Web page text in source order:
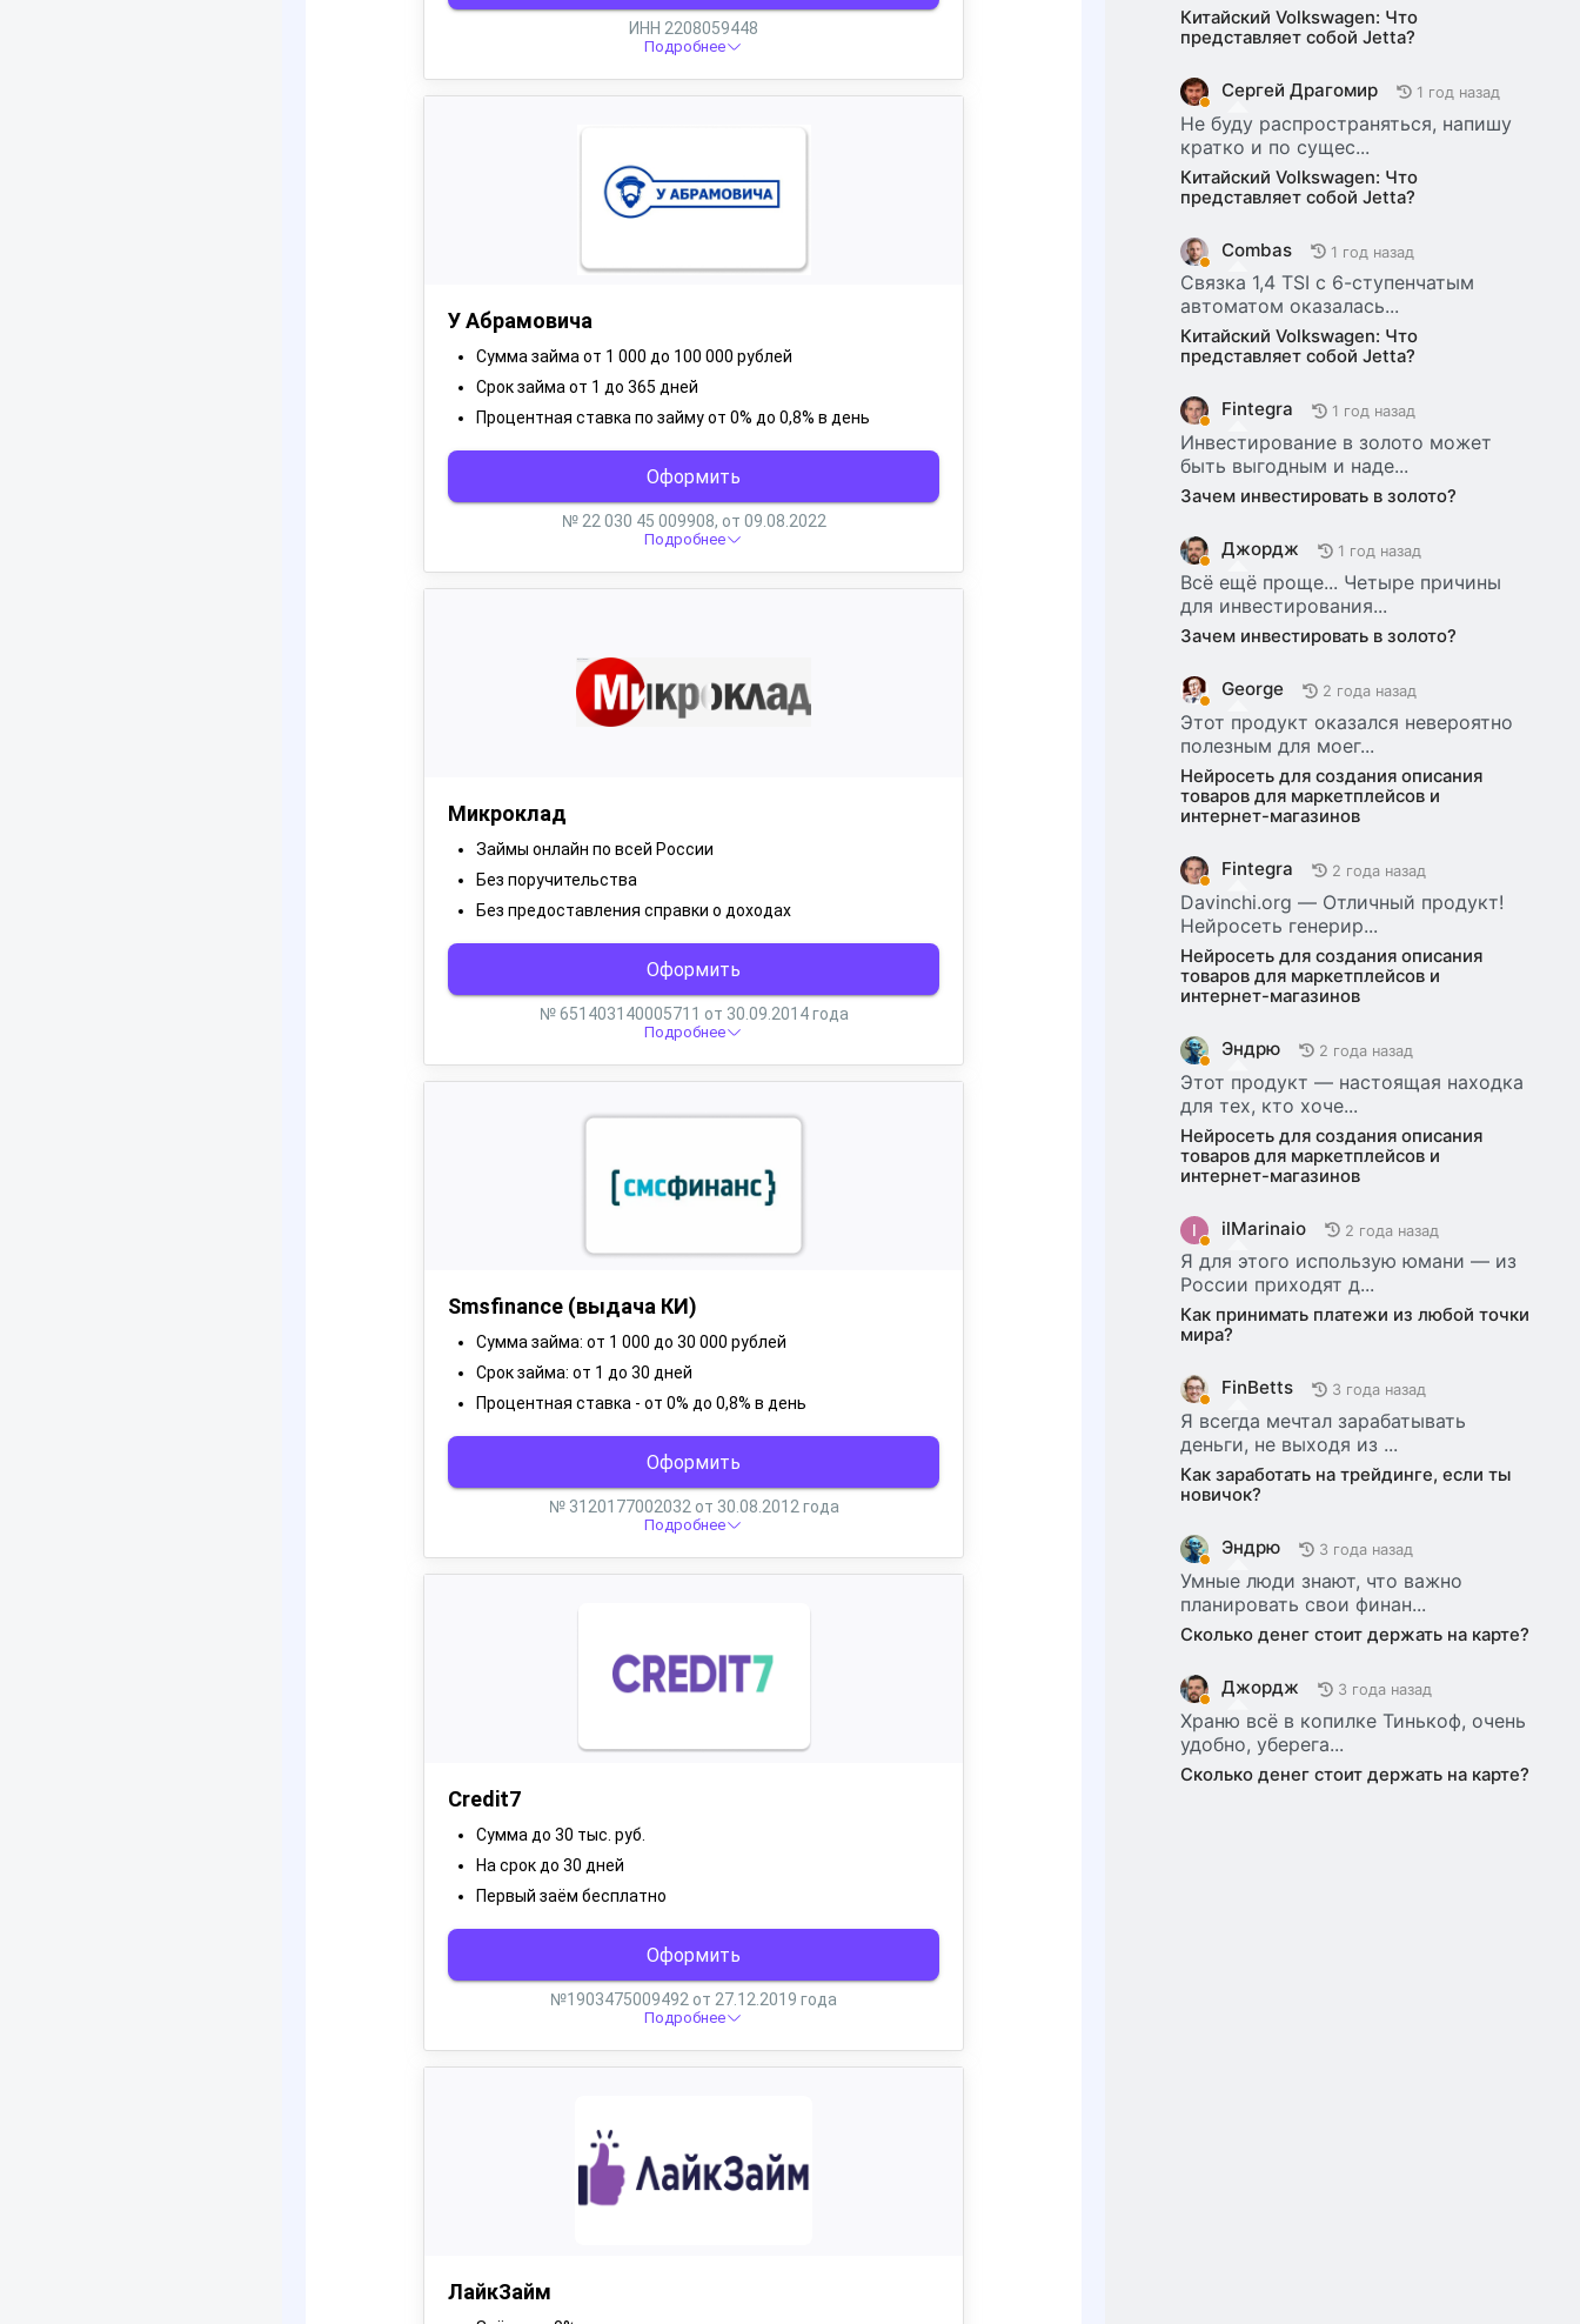
Китайский Volkswagen: Что
представляет собой Jetta?
Сергей Драгомир 1 год назад
Не буду распространяться, напишу
кратко и по сущес...
Китайский Volkswagen: Что
представляет собой Jetta?
Combas 1 год назад
Связка 1,4 TSI с 6-ступенчатым
автоматом оказалась...
Китайский Volkswagen: Что
представляет собой Jetta?
Fintegra 1 год назад
Инвестирование в золото может
быть выгодным и наде...
Зачем инвестировать в золото?
Джордж 1 год назад
Всё ещё проще... Четыре причины
для инвестирования...
Зачем инвестировать в золото?
George 2 года назад
Этот продукт оказался невероятно
полезным для моег...
Нейросеть для создания описания
товаров для маркетплейсов и
интернет-магазинов
Fintegra 2 года назад
Davinchi.org — Отличный продукт!
Нейросеть генерир...
Нейросеть для создания описания
товаров для маркетплейсов и
интернет-магазинов
Эндрю 2 года назад
Этот продукт — настоящая находка
для тех, кто хоче...
Нейросеть для создания описания
товаров для маркетплейсов и
интернет-магазинов
I ilMarinaio 2 года назад
Я для этого использую юмани — из
России приходят д...
Как принимать платежи из любой точки
мира?
FinBetts 3 года назад
Я всегда мечтал зарабатывать
деньги, не выходя из ...
Как заработать на трейдинге, если ты
новичок?
Эндрю 3 года назад
Умные люди знают, что важно
планировать свои финан...
Сколько денег стоит держать на карте?
Джордж 3 года назад
Храню всё в копилке Тинькоф, очень
удобно, уберега...
Сколько денег стоит держать на карте?